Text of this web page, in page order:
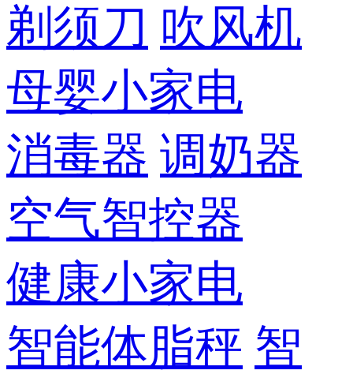
剃须刀 吹风机
母婴小家电
消毒器 调奶器
空气智控器
健康小家电
智能体脂秤 智